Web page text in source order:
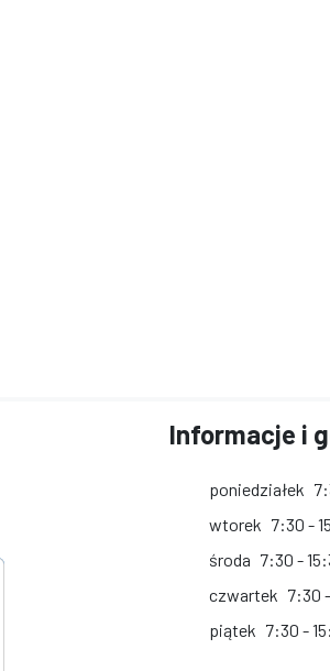
Informacje i
poniedziałek
wtorek 7:30 -
środa 7:30 -
czwartek 7:30
piątek 7:30 -